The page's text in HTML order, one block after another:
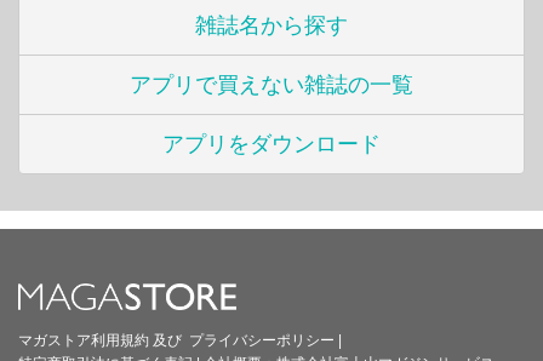
雑誌名から探す
アプリで買えない雑誌の一覧
アプリをダウンロード
マガストア利用規約 及び プライバシーポリシー